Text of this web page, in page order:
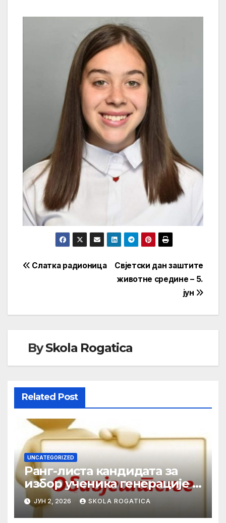
Кретање
Свјетски дан заштите
животне средине – 5.
јун
Слатка радионица
BySkola Rogatica
Related Post
UNCATEGORIZED
Ранг-листа кандидата за
избор ученика генерације у
школској 2025/2026. години
ЈУН 2, 2026 SKOLA ROGATICA